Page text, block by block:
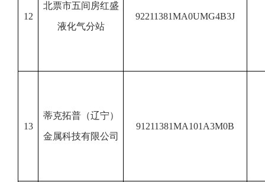
12
北票市五间房红盛
液化气分站
92211381MA0UMG4B3J
13
蒂克拓普（辽宁）
金属科技有限公司
91211381MA101A3M0B